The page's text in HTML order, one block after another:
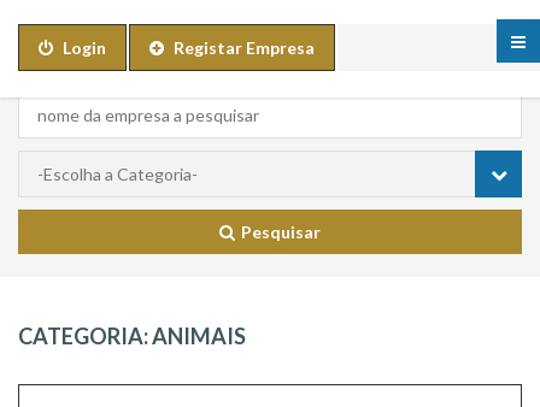
Login Registar Empresa
Pesquisar
CATEGORIA:ANIMAIS